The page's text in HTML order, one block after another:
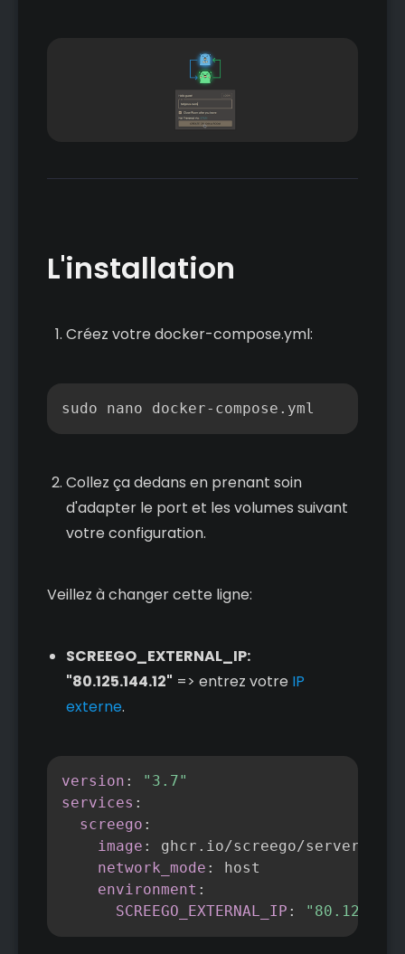
L'installation
Créez votre docker-compose.yml:
sudo nano docker-compose.ymlCopier
Collez ça dedans en prenant soin
d'adapter le port et les volumes suivant
votre configuration.
Veillez à changer cette ligne:
SCREEGO_EXTERNAL_IP:
"80.125.144.12" => entrez votre IP
externe.
version :
"3.7"
services :
screego :
image : ghcr.io/screego/server
network_mode :
host
environment :
SCREEGO_EXTERNAL_IP :